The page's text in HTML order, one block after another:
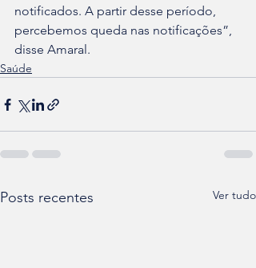
notificados. A partir desse período,
percebemos queda nas notificações”,
disse Amaral.
Saúde
Posts recentes Ver tudo